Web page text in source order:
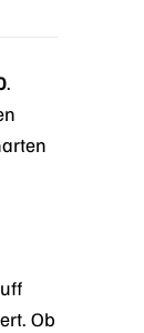
.
Ob